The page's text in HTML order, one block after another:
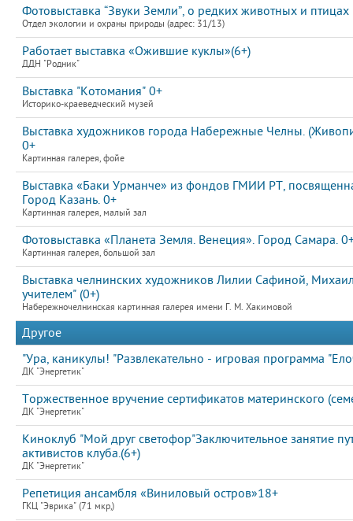
Фотовыставка “Звуки Земли”, о редких животных и
Отдел экологии и охраны природы (адрес: 31/13)
Работает выставка «Ожившие куклы»(6+)
ДДН "Родник"
Выставка "Котомания" 0+
Историко-краеведческий музей
Выставка художников города Набережные Челны.
0+
Картинная галерея, фойе
Выставка «Баки Урманче» из фондов ГМИИ РТ,
Город Казань. 0+
Картинная галерея, малый зал
Фотовыставка «Планета Земля. Венеция». Город Самара.
Картинная галерея, большой зал
Выставка челнинских художников Лилии Сафиной,
учителем" (0+)
Набережночелнинская картинная галерея имени Г. М. Хакимовой
Другое
"Ура, каникулы! "Развлекательно - игровая программа
ДК "Энергетик"
Торжественное вручение сертификатов материнского
ДК "Энергетик"
Киноклуб "Мой друг светофор"Заключительное занятие
активистов клуба.(6+)
ДК "Энергетик"
Репетиция ансамбля «Виниловый остров»18+
ГКЦ "Эврика" (71 мкр,)